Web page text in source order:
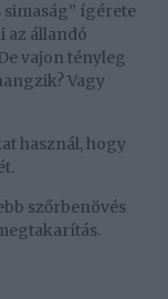
ígérete
az állandó
vajon tényleg
Vagy
használ, hogy
szőrbenövés